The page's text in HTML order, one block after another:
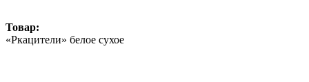
Товар:
«Ркацители» белое сухое